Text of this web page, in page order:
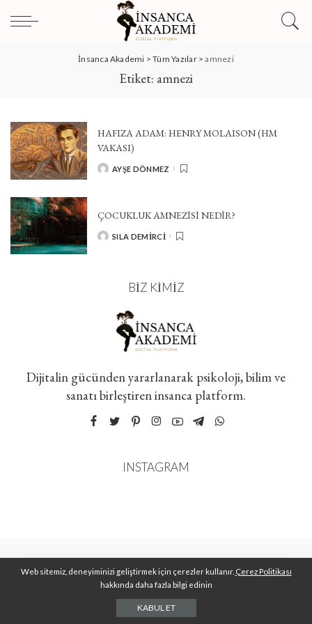
İnsanca Akademi >Tüm Yazılar>amnezi
Etiket: amnezi
HAFIZA ADAM: HENRY MOLAISON (HM
VAKASI)
POSTED
AYŞE DÖNMEZ
ÇOCUKLUK AMNEZISI NEDIR?
POSTEDSILA DEMIRCI
BIZ KIMIZ
Dijitalin gücünden yararlanarak psikoloji, bilim ve
sanatı birleştiren insanca platform.
INSTAGRAM
Web sitemiz, deneyiminizi geliştirmek için çerezler kullanır. Çerez Politikası
hakkında daha fazla bilgi edinin
KABUL ET